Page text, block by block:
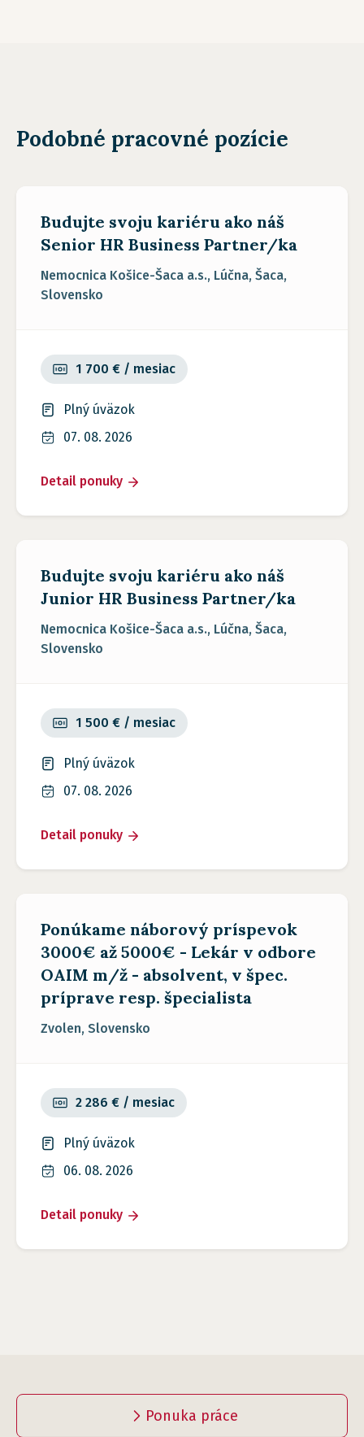
Podobné pracovné pozície
Budujte svoju kariéru ako náš
Senior HR Business Partner/ka
Nemocnica Košice-Šaca a.s., Lúčna, Šaca,
Slovensko
Plný úväzok
1 700 € / mesiac
Detail ponuky
07. 08. 2026
Budujte svoju kariéru ako náš
Junior HR Business Partner/ka
Nemocnica Košice-Šaca a.s., Lúčna, Šaca,
Slovensko
Plný úväzok
1 500 € / mesiac
Detail ponuky
07. 08. 2026
Ponúkame náborový príspevok
3000€ až 5000€ - Lekár v odbore
OAIM m/ž - absolvent, v špec.
príprave resp. špecialista
Zvolen, Slovensko
Plný úväzok
2 286 € / mesiac
Detail ponuky
06. 08. 2026
Ponuka práce